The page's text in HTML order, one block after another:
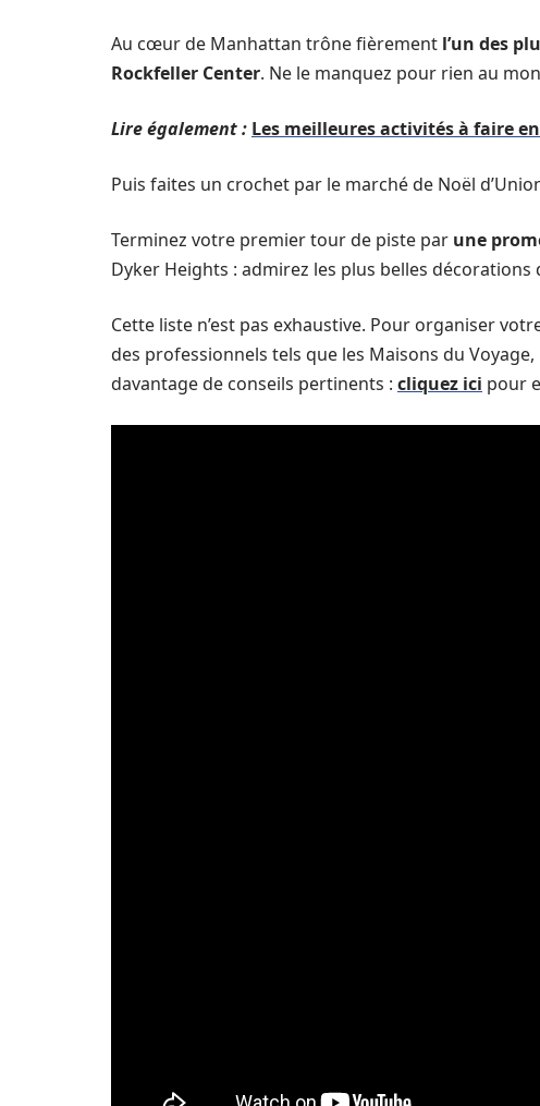
Au cœur de Manhattan trône fièrement l’un des
Rockfeller Center. Ne le manquez pour rien au
Lire également : Les meilleures activités à faire
Puis faites un crochet par le marché de Noël
Terminez votre premier tour de piste par une
Dyker Heights : admirez les plus belles décorations
Cette liste n’est pas exhaustive. Pour organiser
des professionnels tels que les Maisons du
davantage de conseils pertinents : cliquez ici pour